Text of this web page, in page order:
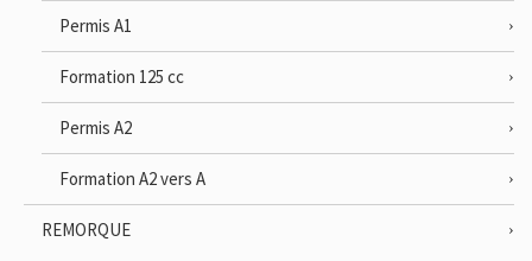
Permis A1
Formation 125 cc
Permis A2
Formation A2 vers A
REMORQUE